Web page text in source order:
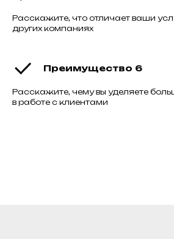
Расскажите, что отличает ваши
других компаниях
Преимущество 6
Расскажите, чему вы уделяете
в работе с клиентами